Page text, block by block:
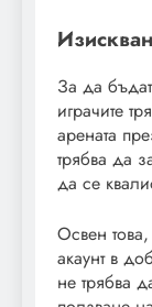
За да
играчите
арената
трябва да
да се
Освен
акаунт в
не трябва